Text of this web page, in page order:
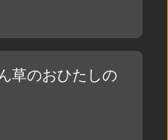
草のおひたしの